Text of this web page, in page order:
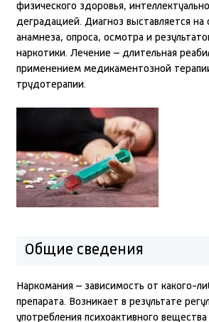
физического здоровья,
деградацией. Диагноз выставляется на
анамнеза, опроса, осмотра и
наркотики. Лечение – длительная
применением медикаментозной
трудотерапии.
Общие сведения
Наркомания – зависимость от какого-
препарата. Возникает в результате
употребления психоактивного